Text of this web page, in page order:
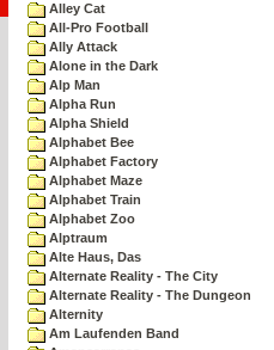
Alley Cat
All-Pro Football
Ally Attack
Alone in the Dark
Alp Man
Alpha Run
Alpha Shield
Alphabet Bee
Alphabet Factory
Alphabet Maze
Alphabet Train
Alphabet Zoo
Alptraum
Alte Haus, Das
Alternate Reality - The City
Alternate Reality - The Dungeon
Alternity
Am Laufenden Band